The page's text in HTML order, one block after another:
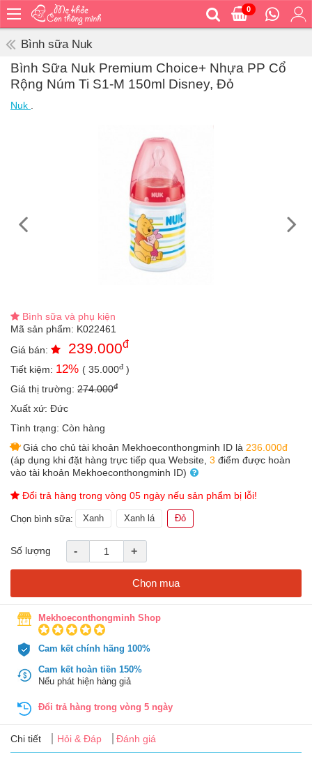
0
Bé
ăn
vệ
ngoài
an
toàn
tắm
Bé
chơi
học
Dành
cho
cho
Đồ
dùng
nhà
tức
FAQ
Bình sữa Nuk
Bình Sữa Nuk Premium Choice+ Nhựa PP Cổ
Rộng Núm Ti S1-M 150ml Disney, Đỏ
Nuk
Bình sữa và phụ kiện
Mã sản phẩm: K022461
Giá bán:
239.000đ
Tiết kiệm: 12% ( 35.000đ )
Giá thị trường: 274.000đ
Xuất xứ: Đức
Tình trạng: Còn hàng
Giá cho chủ tài khoản Mekhoeconthongminh ID là 236.000đ
(áp dụng khi đặt hàng trực tiếp qua Website, 3 điểm được hoàn
vào tài khoản Mekhoeconthongminh ID)
Đổi trả hàng trong vòng 05 ngày nếu sản phẩm bị lỗi!
Chọn bình sữa: Xanh Xanh lá Đỏ
Số lượng - +
Chọn mua
Mekhoeconthongminh Shop
Cam kết chính hãng 100%
Cam kết hoàn tiền 150%
Nếu phát hiện hàng giả
Đổi trả hàng trong vòng 5 ngày
Chi tiết Hỏi & Đáp Đánh giá